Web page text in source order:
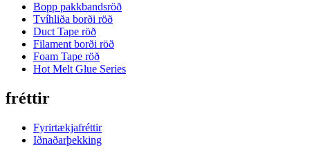
Bopp pakkbandsröð
Tvíhliða borði röð
Duct Tape röð
Filament borði röð
Foam Tape röð
Hot Melt Glue Series
fréttir
Fyrirtækjafréttir
Iðnaðarþekking